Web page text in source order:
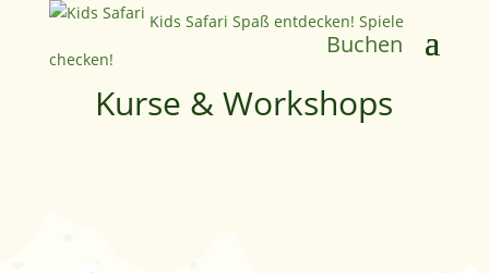
Kids Safari Spaß entdecken! Spiele
checken!
Buchen
Kurse & Workshops